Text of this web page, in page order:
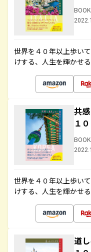
世界を４０年以上歩い
けする、人生を輝かせ
共
１
世界を４０年以上歩い
けする、人生を輝かせ
道